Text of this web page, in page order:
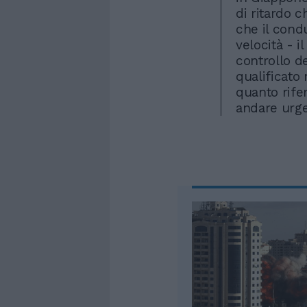
di ritardo
che il
velocità - il
controllo
qualificato
quanto
andare